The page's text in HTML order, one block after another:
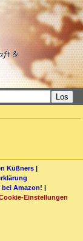
Los
Küßners |
bei Amazon! |
Einstellungen